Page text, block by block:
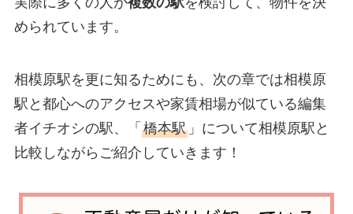
められています。
相模原駅を更に知るためにも、次の章では相模原
駅と都心へのアクセスや家賃相場が似ている編集
者イチオシの駅、「 橋本駅」について相模原駅と
比較しながらご紹介していきます！